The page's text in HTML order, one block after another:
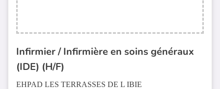
Infirmier / Infirmière en soins généraux
(IDE) (H/F)
EHPAD LES TERRASSES DE L IBIE